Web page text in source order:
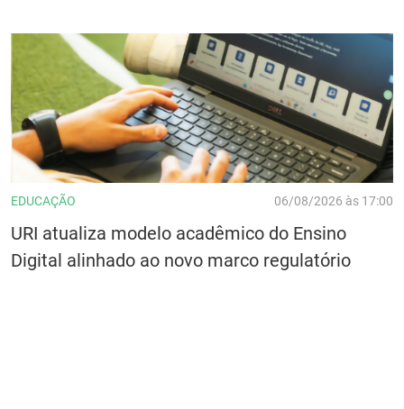
EDUCAÇÃO 06/08/2026 às 17:00
URI atualiza modelo acadêmico do Ensino
Digital alinhado ao novo marco regulatório